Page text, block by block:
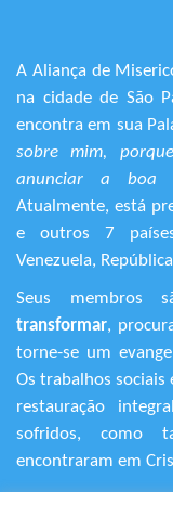
A Aliança de
na cidade de São
encontra em sua
sobre mim,
anunciar a boa
Atualmente, está
e outros 7
Venezuela,
Seus membros
transformar,
torne-se um
Os trabalhos sociais
restauração
sofridos, como
encontraram em